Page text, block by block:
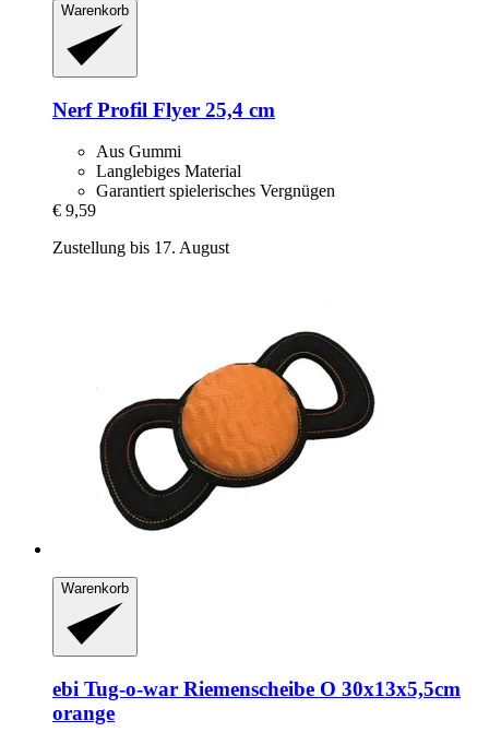
Warenkorb
NerfProfil Flyer 25,4 cm
Aus Gummi
Langlebiges Material
Garantiert spielerisches Vergnügen
€ 9,59
Zustellung bis 17. August
Warenkorb
ebi Tug-​o-​war Riemenscheibe O 30x13x5,5cm
orange